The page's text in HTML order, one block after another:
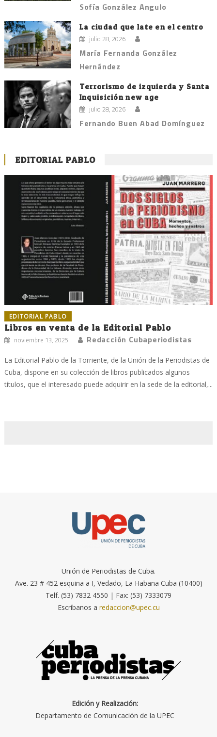
Sofía González Angulo
La ciudad que late en el centro
julio 28, 2026
María Fernanda González
Hernández
Terrorismo de izquierda y Santa
Inquisición new age
julio 28, 2026
Fernando Buen Abad Domínguez
EDITORIAL PABLO
EDITORIAL PABLO
Libros en venta de la Editorial Pablo
noviembre 13, 2025 Redacción Cubaperiodistas
La Editorial Pablo de la Torriente, de la Unión de la Periodistas de
Cuba, dispone en su colección de libros publicados algunos
títulos, que el interesado puede adquirir en la sede de la editorial,...
Unión de Periodistas de Cuba.
Ave. 23 # 452 esquina a I, Vedado, La Habana Cuba (10400)
Telf. (53) 7832 4550 | Fax: (53) 7333079
Escríbanos a redaccion@upec.cu
Edición y Realización:
Departamento de Comunicación de la UPEC